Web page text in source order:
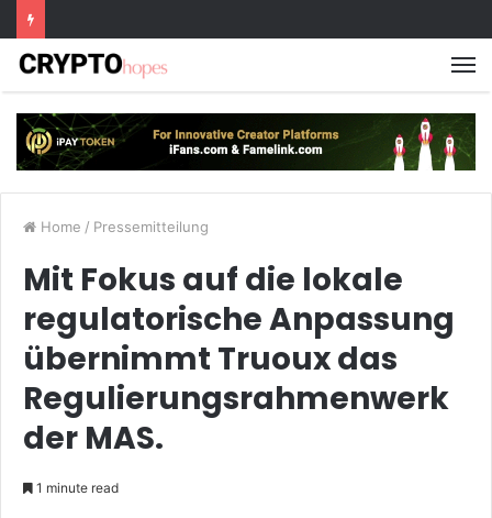
Home / Pressemitteilung
Mit Fokus auf die lokale
regulatorische Anpassung
übernimmt Truoux das
Regulierungsrahmenwerk
der MAS.
1 minute read